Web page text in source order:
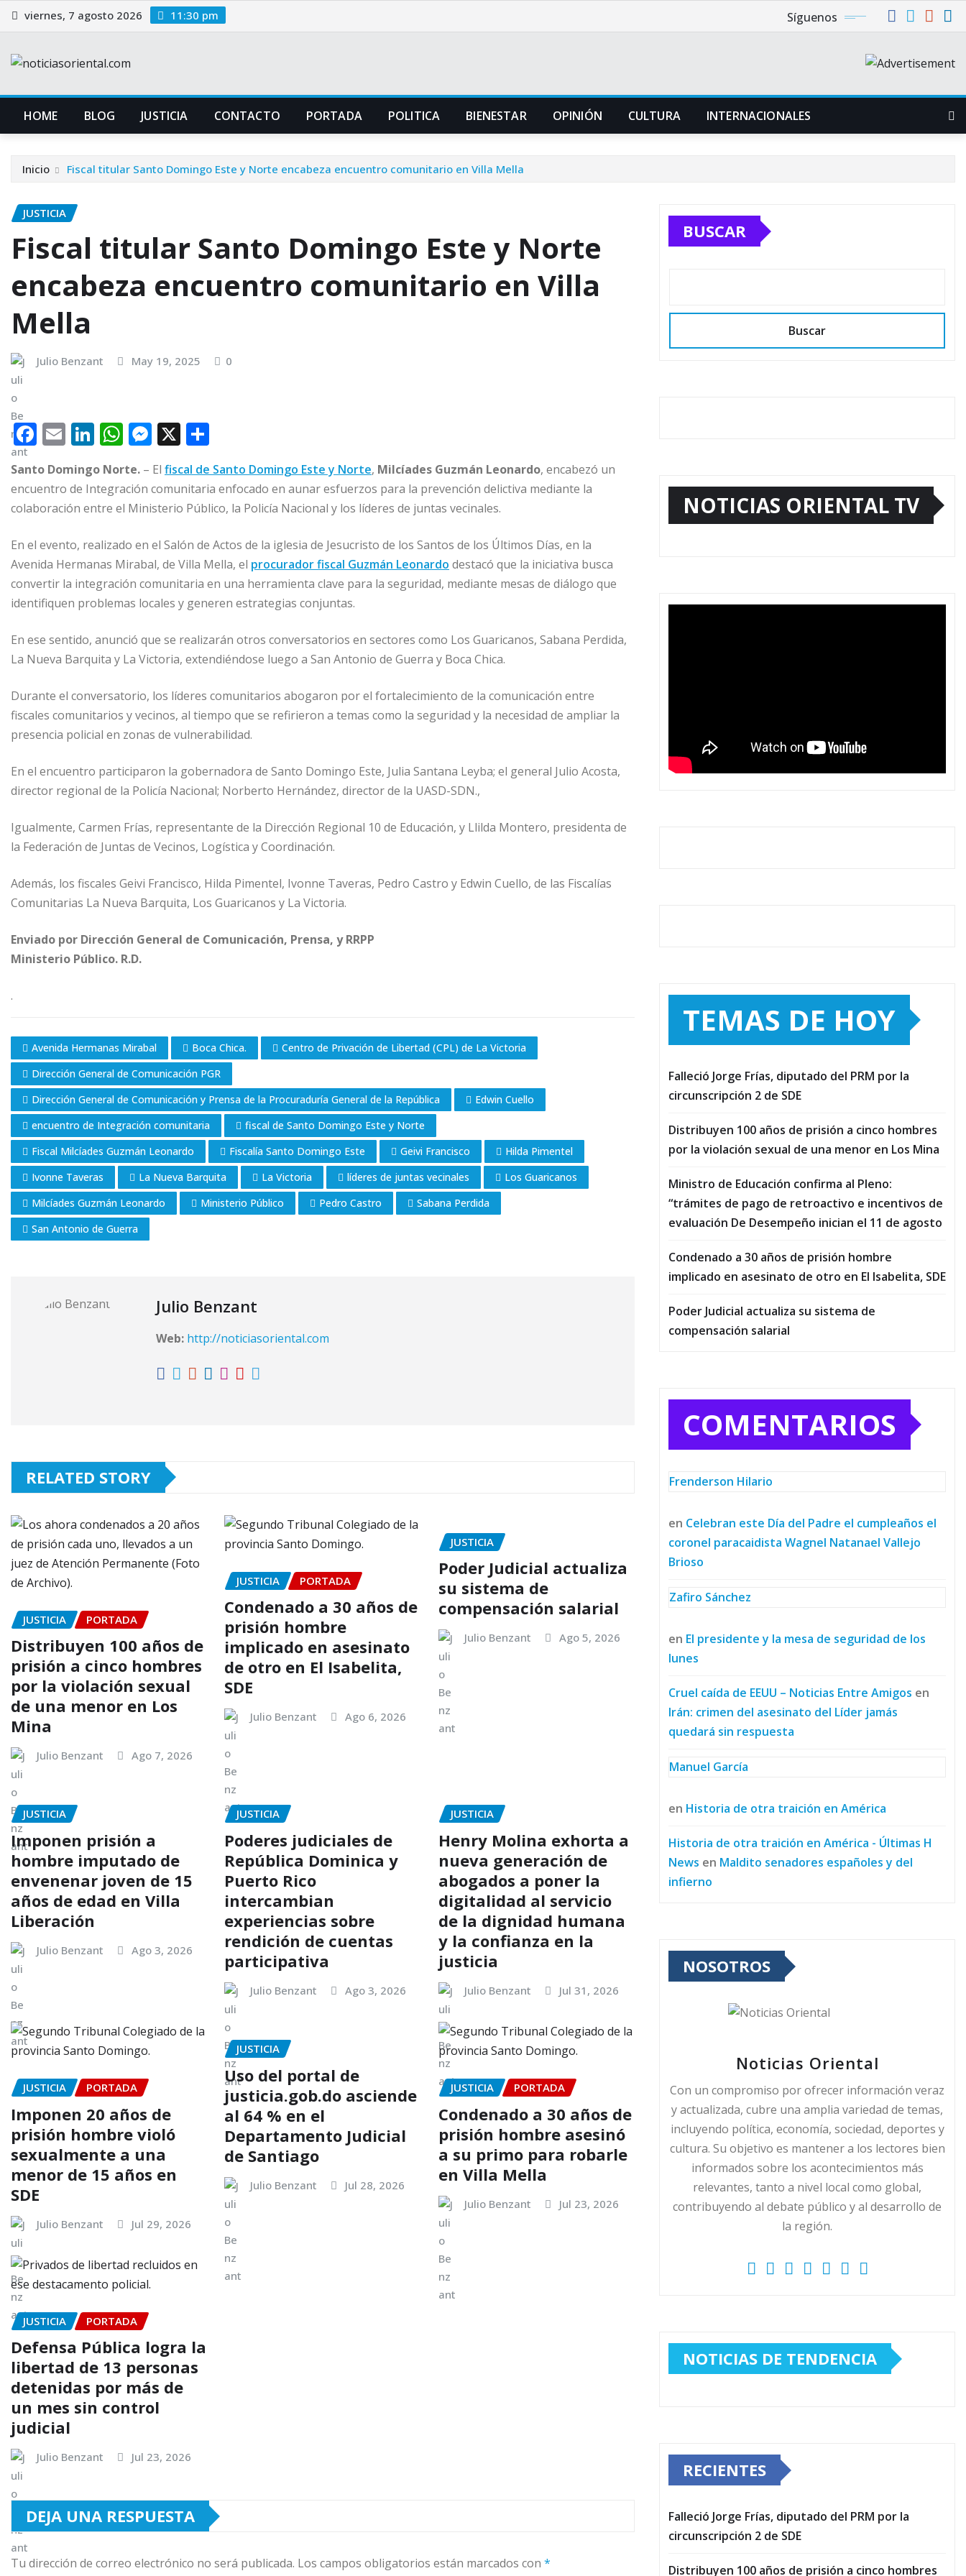
Saltar
al
viernes, 7 agosto 2026 11:30 pm Síguenos
HOME BLOG JUSTICIA CONTACTO PORTADA POLITICA BIENESTAR OPINIÓN CULTURA INTERNACIONALES
Inicio Fiscal titular Santo Domingo Este y Norte encabeza encuentro comunitario en Villa Mella
JUSTICIA
Fiscal titular Santo Domingo Este y Norte
encabeza encuentro comunitario en Villa
Mella
Julio Benzant May 19, 2025 0
F
a
c
e
o
o
k
E
m
ai
l
Li
n
k
e
n
W
at
s
p
p
M
e
ss
e
g
e
r
X
o
m
p
ti
r
Santo Domingo Norte. – El fiscal de Santo Domingo Este y Norte, Milcíades Guzmán Leonardo, encabezó un
encuentro de Integración comunitaria enfocado en aunar esfuerzos para la prevención delictiva mediante la
colaboración entre el Ministerio Público, la Policía Nacional y los líderes de juntas vecinales.
En el evento, realizado en el Salón de Actos de la iglesia de Jesucristo de los Santos de los Últimos Días, en la
Avenida Hermanas Mirabal, de Villa Mella, el procurador fiscal Guzmán Leonardo destacó que la iniciativa busca
convertir la integración comunitaria en una herramienta clave para la seguridad, mediante mesas de diálogo que
identifiquen problemas locales y generen estrategias conjuntas.
En ese sentido, anunció que se realizarán otros conversatorios en sectores como Los Guaricanos, Sabana Perdida,
La Nueva Barquita y La Victoria, extendiéndose luego a San Antonio de Guerra y Boca Chica.
Durante el conversatorio, los líderes comunitarios abogaron por el fortalecimiento de la comunicación entre
fiscales comunitarios y vecinos, al tiempo que se refirieron a temas como la seguridad y la necesidad de ampliar la
presencia policial en zonas de vulnerabilidad.
En el encuentro participaron la gobernadora de Santo Domingo Este, Julia Santana Leyba; el general Julio Acosta,
director regional de la Policía Nacional; Norberto Hernández, director de la UASD-SDN.,
Igualmente, Carmen Frías, representante de la Dirección Regional 10 de Educación, y Llilda Montero, presidenta de
la Federación de Juntas de Vecinos, Logística y Coordinación.
Además, los fiscales Geivi Francisco, Hilda Pimentel, Ivonne Taveras, Pedro Castro y Edwin Cuello, de las Fiscalías
Comunitarias La Nueva Barquita, Los Guaricanos y La Victoria.
Enviado por Dirección General de Comunicación, Prensa, y RRPP
Ministerio Público. R.D.
.
Avenida Hermanas Mirabal Boca Chica.
Centro de Privación de Libertad (CPL) de La Victoria
Dirección General de Comunicación PGR
Dirección General de Comunicación y Prensa de la Procuraduría General de la República
Edwin Cuello
encuentro de Integración comunitaria
fiscal de Santo Domingo Este y Norte
Fiscal Milcíades Guzmán Leonardo
Fiscalía Santo Domingo Este Geivi Francisco
Hilda Pimentel
Ivonne Taveras
La Nueva Barquita La Victoria líderes de juntas vecinales
Los Guaricanos
Milcíades Guzmán Leonardo
Ministerio Público Pedro Castro
Sabana Perdida
San Antonio de Guerra
Julio Benzant
Web: http://noticiasoriental.com
RELATED STORY
JUSTICIA PORTADA
Distribuyen 100 años de
prisión a cinco hombres
por la violación sexual
de una menor en Los
Mina
Julio Benzant Ago 7, 2026
JUSTICIA PORTADA
Condenado a 30 años de
prisión hombre
implicado en asesinato
de otro en El Isabelita,
SDE
Julio Benzant Ago 6, 2026
JUSTICIA
Poder Judicial actualiza
su sistema de
compensación salarial
Julio Benzant Ago 5, 2026
JUSTICIA
Imponen prisión a
hombre imputado de
envenenar joven de 15
años de edad en Villa
Liberación
Julio Benzant Ago 3, 2026
JUSTICIA
Poderes judiciales de
República Dominica y
Puerto Rico
intercambian
experiencias sobre
rendición de cuentas
participativa
Julio Benzant Ago 3, 2026
JUSTICIA
Henry Molina exhorta a
nueva generación de
abogados a poner la
digitalidad al servicio
de la dignidad humana
y la confianza en la
justicia
Julio Benzant Jul 31, 2026
JUSTICIA PORTADA
Imponen 20 años de
prisión hombre violó
sexualmente a una
menor de 15 años en
SDE
Julio Benzant Jul 29, 2026
JUSTICIA
Uso del portal de
justicia.gob.do asciende
al 64 % en el
Departamento Judicial
de Santiago
Julio Benzant Jul 28, 2026
JUSTICIA PORTADA
Condenado a 30 años de
prisión hombre asesinó
a su primo para robarle
en Villa Mella
Julio Benzant Jul 23, 2026
JUSTICIA PORTADA
Defensa Pública logra la
libertad de 13 personas
detenidas por más de
un mes sin control
judicial
Julio Benzant Jul 23, 2026
DEJA UNA RESPUESTA
Tu dirección de correo electrónico no será publicada. Los campos obligatorios están marcados con *
BUSCAR
Buscar
NOTICIAS ORIENTAL TV
TEMAS DE HOY
Falleció Jorge Frías, diputado del PRM por la
circunscripción 2 de SDE
Distribuyen 100 años de prisión a cinco hombres
por la violación sexual de una menor en Los Mina
Ministro de Educación confirma al Pleno:
“trámites de pago de retroactivo e incentivos de
evaluación De Desempeño inician el 11 de agosto
Condenado a 30 años de prisión hombre
implicado en asesinato de otro en El Isabelita, SDE
Poder Judicial actualiza su sistema de
compensación salarial
COMENTARIOS
Frenderson Hilario
en Celebran este Día del Padre el cumpleaños el
coronel paracaidista Wagnel Natanael Vallejo
Brioso
Zafiro Sánchez
en El presidente y la mesa de seguridad de los
lunes
Cruel caída de EEUU – Noticias Entre Amigos en
Irán: crimen del asesinato del Líder jamás
quedará sin respuesta
Manuel García
en Historia de otra traición en América
Historia de otra traición en América - Últimas H
News en Maldito senadores españoles y del
infierno
NOSOTROS
Noticias Oriental
Con un compromiso por ofrecer información veraz
y actualizada, cubre una amplia variedad de temas,
incluyendo política, economía, sociedad, deportes y
cultura. Su objetivo es mantener a los lectores bien
informados sobre los acontecimientos más
relevantes, tanto a nivel local como global,
contribuyendo al debate público y al desarrollo de
la región.
NOTICIAS DE TENDENCIA
RECIENTES
Falleció Jorge Frías, diputado del PRM por la
circunscripción 2 de SDE
Distribuyen 100 años de prisión a cinco hombres